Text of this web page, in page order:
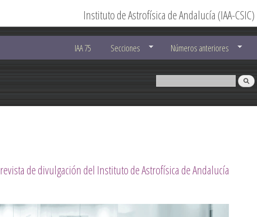
Instituto de Astrofísica de Andalucía (IAA-CSIC)
IAA 75 Secciones Números anteriores
revista de divulgación del Instituto de Astrofísica de Andalucía